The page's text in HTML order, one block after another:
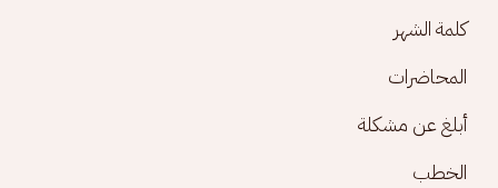
كلمة الشهر
المحاضرات
أبلغ عن مشكلة
الخطب